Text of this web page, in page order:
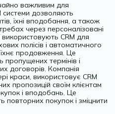
важливим для
системи дозволяють
їхні вподобання, а також
через персоналізовані
використовують CRM для
полісів і автоматичного
продовження. Це
пропущених термінів і
договорів. Компанія
краси, використовує CRM
пропозицій своїм клієнтам
і вподобань. Це
повторних покупок і зміцнити